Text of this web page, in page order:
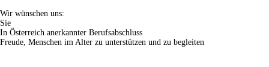
Wir wünschen uns:
Sie
In Österreich anerkannter Berufsabschluss
Freude, Menschen im Alter zu unterstützen und zu begleiten